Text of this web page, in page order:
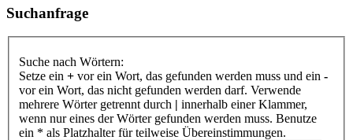
Suchanfrage
Suche nach Wörtern:
Setze ein + vor ein Wort, das gefunden werden muss und ein -
vor ein Wort, das nicht gefunden werden darf. Verwende
mehrere Wörter getrennt durch | innerhalb einer Klammer,
wenn nur eines der Wörter gefunden werden muss. Benutze
ein * als Platzhalter für teilweise Übereinstimmungen.